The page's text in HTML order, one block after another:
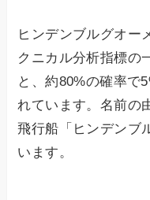
ヒンデンブルグオー
クニカル分析指標の
と、約80%の確率で
れています。名前の
飛行船「ヒンデンブ
います。